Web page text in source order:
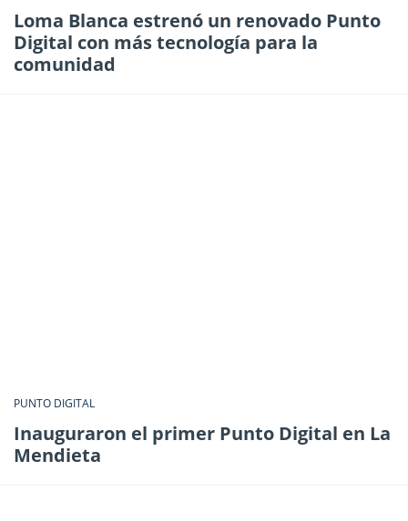
Loma Blanca estrenó un renovado Punto
Digital con más tecnología para la
comunidad
PUNTO DIGITAL
Inauguraron el primer Punto Digital en La
Mendieta